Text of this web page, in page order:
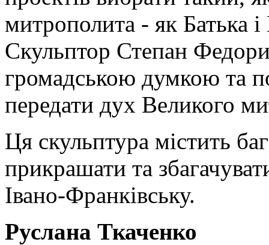
митрополита - як Батька
Скульптор Степан
громадською думкою та
передати дух Великого
Ця скульптура містить
прикрашати та
Івано-Франківську.
Руслана Ткаченко